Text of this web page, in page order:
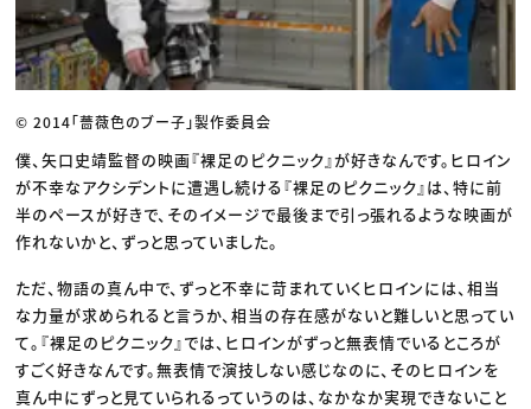
© 2014「薔薇色のブー子」製作委員会
僕、矢口史靖監督の映画『裸足のピクニック』が好きなんです。ヒロイン
が不幸なアクシデントに遭遇し続ける『裸足のピクニック』は、特に前
半のペースが好きで、そのイメージで最後まで引っ張れるような映画が
作れないかと、ずっと思っていました。
ただ、物語の真ん中で、ずっと不幸に苛まれていくヒロインには、相当
な力量が求められると言うか、相当の存在感がないと難しいと思ってい
て。『裸足のピクニック』では、ヒロインがずっと無表情でいるところが
すごく好きなんです。無表情で演技しない感じなのに、そのヒロインを
真ん中にずっと見ていられるっていうのは、なかなか実現できないこと